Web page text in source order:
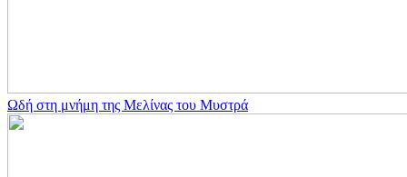
Ωδή στη μνήμη της Μελίνας του Μυστρά